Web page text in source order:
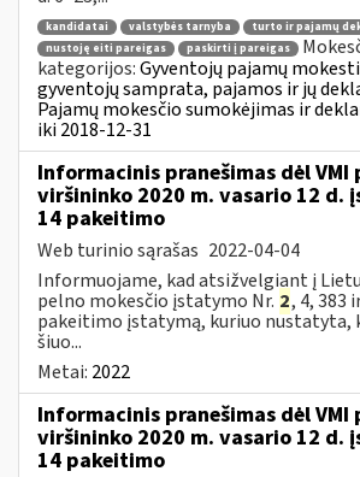
kandidatai valstybės tarnyba
turto ir pajamų
nustoję eiti pareigas
paskirti į pareigas
kategorijos:Gyventojų pajamų
gyventojų samprata, pajamos ir jų
Pajamų mokesčio sumokėjimas ir
iki 2018-12-31
Informacinis pranešimas dėl VMI
viršininko 2020 m. vasario 12 d.
14 pakeitimo
Web turinio sąrašas 2022-04-04
Informuojame, kad atsižvelgiant į
pelno mokesčio įstatymo Nr. 2, 4, 383
pakeitimo įstatymą, kuriuo nustatyta,
šiuo...
Metai: 2022
Informacinis pranešimas dėl VMI
viršininko 2020 m. vasario 12 d.
14 pakeitimo